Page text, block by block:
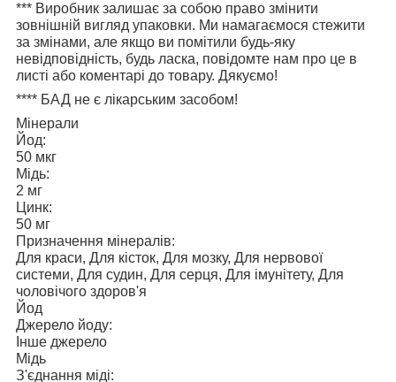
*** Виробник залишає за собою право змінити
зовнішній вигляд упаковки. Ми намагаємося стежити
за змінами, але якщо ви помітили будь-яку
невідповідність, будь ласка, повідомте нам про це в
листі або коментарі до товару. Дякуємо!
**** БАД не є лікарським засобом!
Мінерали
Йод:
50 мкг
Мідь:
2 мг
Цинк:
50 мг
Призначення мінералів:
Для краси, Для кісток, Для мозку, Для нервової
системи, Для судин, Для серця, Для імунітету, Для
чоловічого здоров'я
Йод
Джерело йоду:
Інше джерело
Мідь
З'єднання міді: